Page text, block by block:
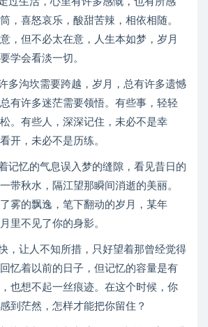
，喜怒哀乐，酸甜苦辣，相依相随。
，但不必太在意，人生本如梦，岁月
学会看淡一切。
多沟坎需要跨越，岁月，总有许多遗憾
有许多迷茫需要领悟。有些事，轻轻
。有些人，深深记住，未必不是幸
开，未必不是历练。
记忆的气息误入梦的缝隙，看见昔日的
带秋水，隔江望那瞬间消逝的美丽。
雾的飘逸，笔下翻动的岁月，某年
里不见了你的身影。
，让人不知所措，只好望着那曾经觉得
忆着以前的日子，但记忆的容量是有
也想不起一丝痕迹。在这个时候，你
到茫然，怎样才能把你留住？